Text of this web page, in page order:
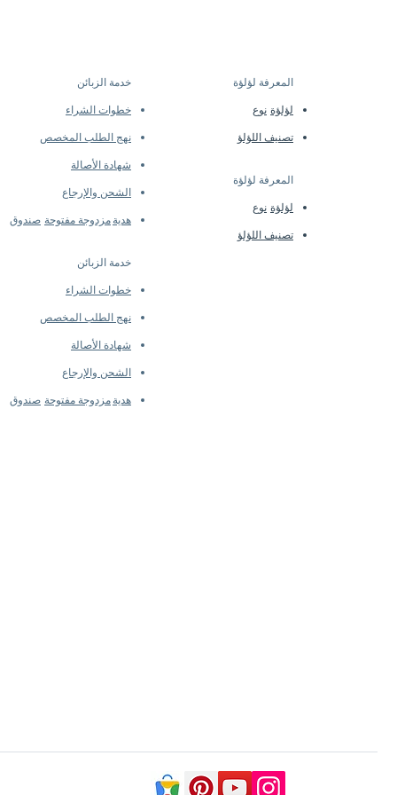
خدمة الزبائن
خطوات الشراء
نهج الطلب المخصص
شهادة الأصالة
الشحن والإرجاع
هدية مزدوجة مفتوحة صندوق
خدمة الزبائن
خطوات الشراء
نهج الطلب المخصص
شهادة الأصالة
الشحن والإرجاع
هدية مزدوجة مفتوحة صندوق
المعرفة لؤلؤة
لؤلؤة نوع
تصنيف اللؤلؤ
المعرفة لؤلؤة
لؤلؤة نوع
تصنيف اللؤلؤ